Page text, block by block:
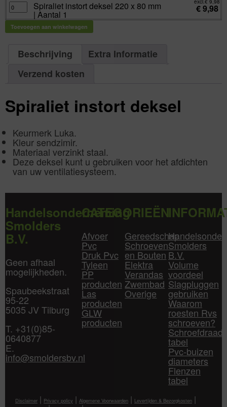
x
70
mm
|
Aantal
1
Spiraliet
instort
deksel
220
x
80
aantal
Spiraliet instort deksel 220 x 80 mm
| Aantal 1
excl.€ 9,98
€9,98
Toevoegen aan winkelwagen
Beschrijving
Extra Informatie
Verzend kosten
Spiraliet instort deksel
Keurmerk Luka.
Kleur sendzimir.
Materiaal verzinkt staal.
Deze deksel kunt u gebruiken voor het afdichten
van uw ventilatiesysteem.
Handelsonderneming
Smolders
B.V.
Geen afhaal
mogelijkheden.
Spaubeekstraat
95-22
5035 JV Tilburg
T. +31(0)85-
0640877
E.
info@smoldersbv.nl
CATEGORIEËN
Afvoer
Pvc
Druk Pvc
Tyleen
PP
producten
Las
producten
GLW
producten
Gereedschap
Schroeven
en Bouten
Elektra
Verandas
Zwembad
Overige
Smolders
B.V.
Volume
voordeel
Slagpluggen
gebruiken
Waarom
roesten Rvs
schroeven?
Schroefdraad
tabel
Pvc-buizen
diameters
Flenzen
tabel
Disclaimer | Privacy policy | Algemene Voorwaarden | Levertijden & Bezorgkosten |